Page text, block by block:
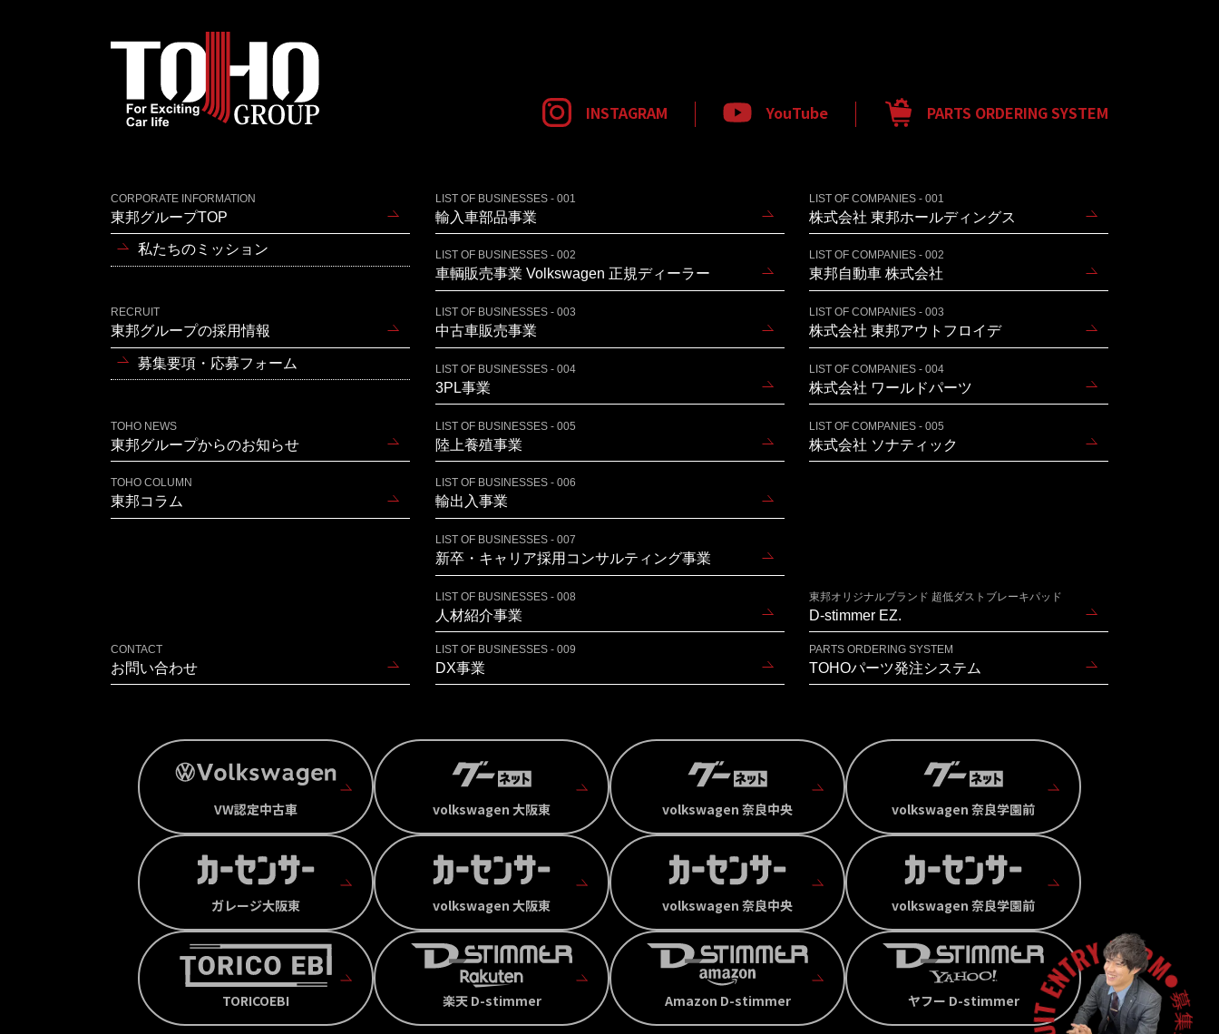
INSTAGRAM YouTube PARTS ORDERING SYSTEM
CORPORATE INFORMATION
東邦グループTOP
私たちのミッション
RECRUIT
東邦グループの採用情報
募集要項・応募フォーム
TOHO NEWS
東邦グループからのお知らせ
TOHO COLUMN
東邦コラム
CONTACT
お問い合わせ
LIST OF BUSINESSES - 001
輸入車部品事業
LIST OF BUSINESSES - 002
車輌販売事業 Volkswagen 正規ディーラー
LIST OF BUSINESSES - 003
中古車販売事業
LIST OF BUSINESSES - 004
3PL事業
LIST OF BUSINESSES - 005
陸上養殖事業
LIST OF BUSINESSES - 006
輸出入事業
LIST OF BUSINESSES - 007
新卒・キャリア採用コンサルティング事業
LIST OF BUSINESSES - 008
人材紹介事業
LIST OF BUSINESSES - 009
DX事業
LIST OF COMPANIES - 001
株式会社 東邦ホールディングス
LIST OF COMPANIES - 002
東邦自動車 株式会社
LIST OF COMPANIES - 003
株式会社 東邦アウトフロイデ
LIST OF COMPANIES - 004
株式会社 ワールドパーツ
LIST OF COMPANIES - 005
株式会社 ソナティック
東邦オリジナルブランド 超低ダストブレーキパッド
D-stimmer EZ.
PARTS ORDERING SYSTEM
TOHOパーツ発注システム
VW認定中古車 volkswagen 大阪東 volkswagen 奈良中央 volkswagen 奈良学園前
ガレージ大阪東 volkswagen 大阪東 volkswagen 奈良中央 volkswagen 奈良学園前
TORICOEBI 楽天 D-stimmer Amazon D-stimmer ヤフー D-stimmer